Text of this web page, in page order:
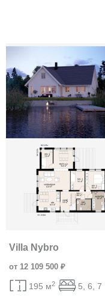
Villa Nybro
от 12 109 500 ₽
195 м2 5, 6, 7